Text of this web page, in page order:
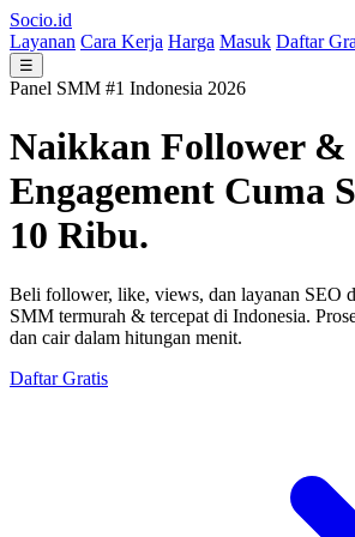
Socio.id
Layanan Cara Kerja Harga Masuk Daftar
☰
Panel SMM #1 Indonesia 2026
Naikkan Follower &
Engagement Cuma
10 Ribu.
Beli follower, like, views, dan layanan SEO
SMM termurah & tercepat di Indonesia.
dan cair dalam hitungan menit.
Daftar Gratis